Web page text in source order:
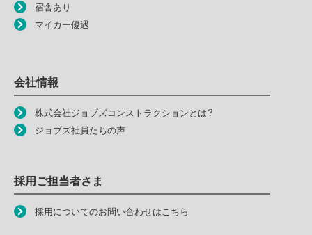
宿舎あり
マイカー優遇
会社情報
株式会社ジョブズコンストラクションとは？
ジョブズ社員たちの声
採用ご担当者さま
採用についてのお問い合わせはこちら